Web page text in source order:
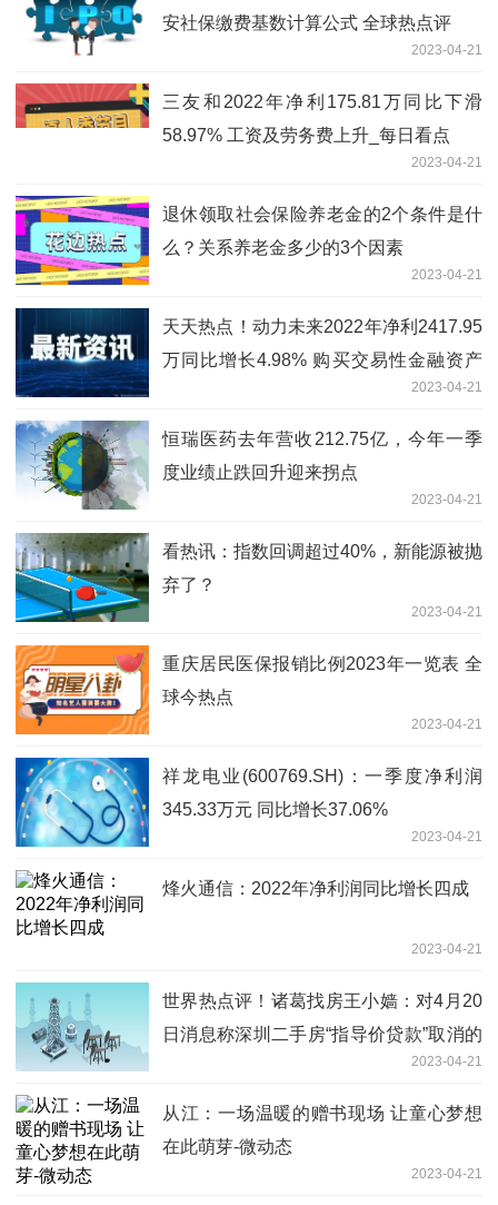
安社保缴费基数计算公式 全球热点评
2023-04-21
三友和2022年净利175.81万同比下滑
58.97% 工资及劳务费上升_每日看点
2023-04-21
退休领取社会保险养老金的2个条件是什
么？关系养老金多少的3个因素
2023-04-21
天天热点！动力未来2022年净利2417.95
万同比增长4.98% 购买交易性金融资产
2023-04-21
恒瑞医药去年营收212.75亿，今年一季
度业绩止跌回升迎来拐点
2023-04-21
看热讯：指数回调超过40%，新能源被抛
弃了？
2023-04-21
重庆居民医保报销比例2023年一览表 全
球今热点
2023-04-21
祥龙电业(600769.SH)：一季度净利润
345.33万元 同比增长37.06%
2023-04-21
烽火通信：2022年净利润同比增长四成
2023-04-21
世界热点评！诸葛找房王小嫱：对4月20
日消息称深圳二手房“指导价贷款”取消的
2023-04-21
从江：一场温暖的赠书现场 让童心梦想
在此萌芽-微动态
2023-04-21